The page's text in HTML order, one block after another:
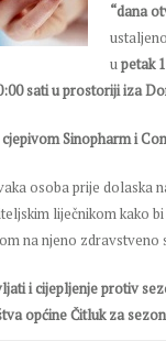
“dana
upetak
sati u prostorijiiza
Sinopharm i
osoba prije dolaska
liječnikom kako
na njeno zdravstveno
i cijepljenje protiv
općine Čitluk za